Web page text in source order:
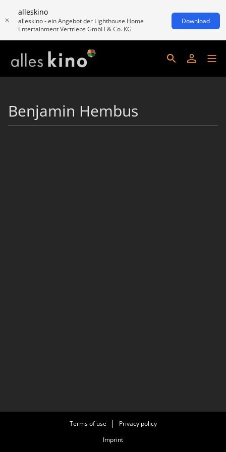
alleskino
alleskino - ein Angebot der Lighthouse Home
Entertainment Vertriebs GmbH & Co. KG
Download
Benjamin Hembus
Terms of use
Privacy policy
Imprint